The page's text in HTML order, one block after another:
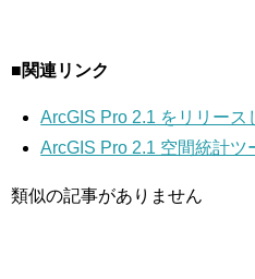
■関連リンク
ArcGIS Pro 2.1 をリリース
ArcGIS Pro 2.1 空間統計ツ
類似の記事がありません